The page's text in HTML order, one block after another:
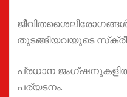
തുടങ്ങിയവയുടെ
പ്രധാന
പര്യടനം.